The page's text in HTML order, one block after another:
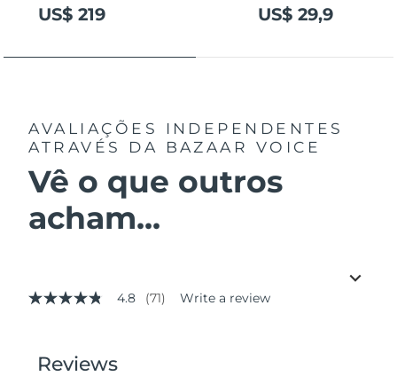
US$ 219 US$ 29,9
AVALIAÇÕES INDEPENDENTES
ATRAVÉS DA BAZAAR VOICE
Vê o que outros
acham...
4.8
stars,
average
4.8 (71) Write a review